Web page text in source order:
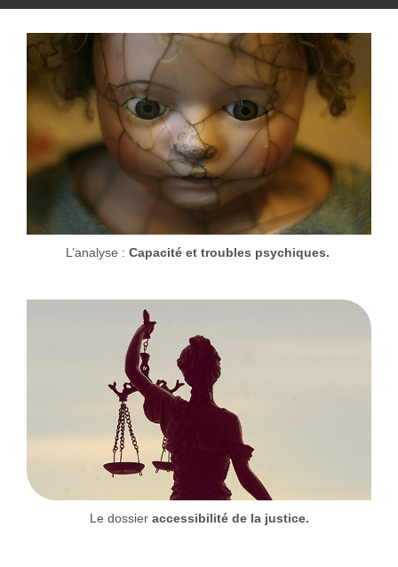
L’analyse : Capacité et troubles psychiques.
Le dossier accessibilité de la justice.